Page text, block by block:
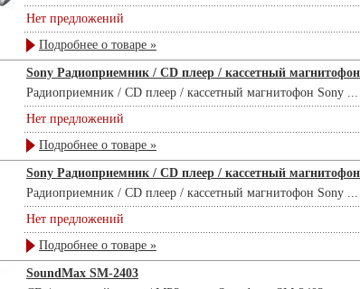
Нет предложений
Подробнее о товаре »
Sony Радиоприемник / CD плеер / кассетный
Радиоприемник / CD плеер / кассетный магнитофон Sony ...
Нет предложений
Подробнее о товаре »
Sony Радиоприемник / CD плеер / кассетный
Радиоприемник / CD плеер / кассетный магнитофон Sony ...
Нет предложений
Подробнее о товаре »
SoundMax SM-2403